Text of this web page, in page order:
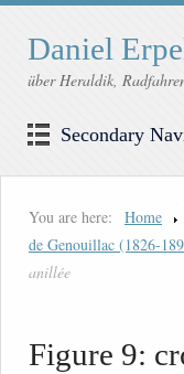
Daniel
über Heraldik,
Secondary
You are here: Home
de Genouillac (1826-
anillée
Figure 9: